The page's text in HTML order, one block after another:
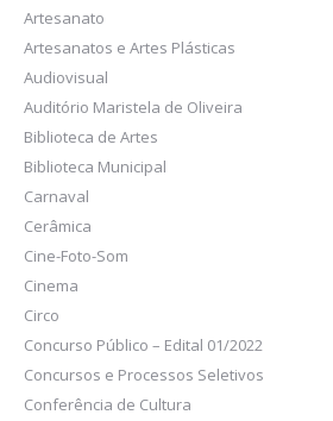
Artesanato
Artesanatos e Artes Plásticas
Audiovisual
Auditório Maristela de Oliveira
Biblioteca de Artes
Biblioteca Municipal
Carnaval
Cerâmica
Cine-Foto-Som
Cinema
Circo
Concurso Público – Edital 01/2022
Concursos e Processos Seletivos
Conferência de Cultura